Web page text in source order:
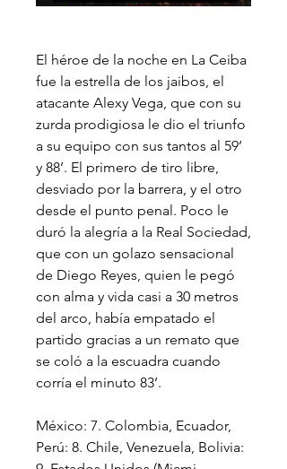
El héroe de la noche en La Ceiba
fue la estrella de los jaibos, el
atacante Alexy Vega, que con su
zurda prodigiosa le dio el triunfo
a su equipo con sus tantos al 59’
y 88’. El primero de tiro libre,
desviado por la barrera, y el otro
desde el punto penal. Poco le
duró la alegría a la Real Sociedad,
que con un golazo sensacional
de Diego Reyes, quien le pegó
con alma y vida casi a 30 metros
del arco, había empatado el
partido gracias a un remato que
se coló a la escuadra cuando
corría el minuto 83’.
México: 7. Colombia, Ecuador,
Perú: 8. Chile, Venezuela, Bolivia: